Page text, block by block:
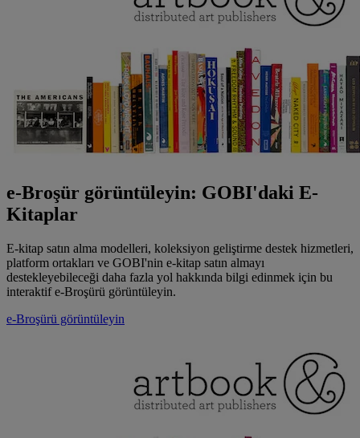
e-Broşür görüntüleyin: GOBI'daki E-
Kitaplar
E-kitap satın alma modelleri, koleksiyon geliştirme destek hizmetleri,
platform ortakları ve GOBI'nin e-kitap satın almayı
destekleyebileceği daha fazla yol hakkında bilgi edinmek için bu
interaktif e-Broşürü görüntüleyin.
e-Broşürü görüntüleyin